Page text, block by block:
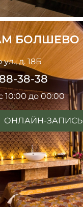
БОЛШЕВО
д. 18Б
38-38
10:00 до 00:00
ОНЛАЙН-ЗАПИСЬ